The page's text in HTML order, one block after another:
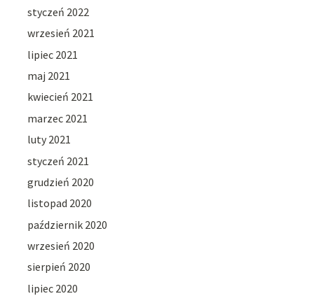
styczeń 2022
wrzesień 2021
lipiec 2021
maj 2021
kwiecień 2021
marzec 2021
luty 2021
styczeń 2021
grudzień 2020
listopad 2020
październik 2020
wrzesień 2020
sierpień 2020
lipiec 2020